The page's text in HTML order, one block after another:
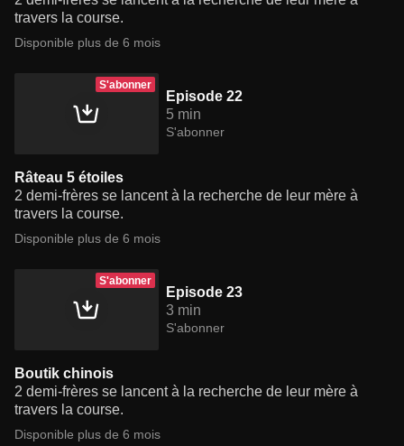
travers la course.
Disponible plus de 6 mois
S'abonner
Episode 22
5 min
S'abonner
Râteau 5 étoiles
2 demi-frères se lancent à la recherche de leur mère à
travers la course.
Disponible plus de 6 mois
S'abonner
Episode 23
3 min
S'abonner
Boutik chinois
2 demi-frères se lancent à la recherche de leur mère à
travers la course.
Disponible plus de 6 mois